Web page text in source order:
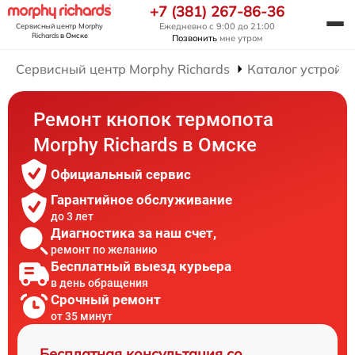
Сервисный центр Morphy
Richardsв Омске
+7 (381) 267-86-36
Ежедневно с 9:00 до 21:00
Позвонить мне утром
Сервисный центр Morphy Richards Каталог
Ремонт кнопок термопота
Morphy Richards в Омске
Официальный сервис
Гарантийное обслуживание
до 3 лет
Диагностика за наш счет,
ремонт по желанию
Бесплатный выезд курьера
в день обращения
Срочный ремонт
от 35 минут